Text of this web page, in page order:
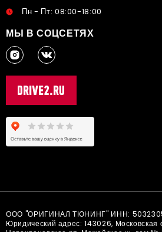
Пн - Пт: 08:00-18:00
МЫ В СОЦСЕТЯХ
ООО "ОРИГИНАЛ ТЮНИНГ" ИНН:
Юридический адрес: 143026, Московская